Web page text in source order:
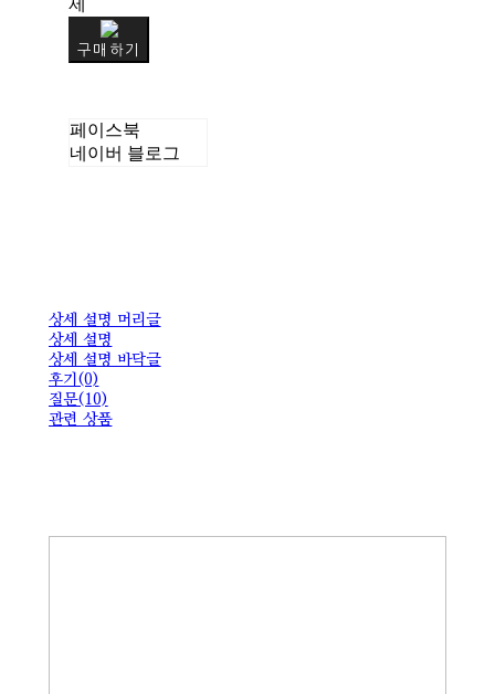
제
구매하기
페이스북
네이버 블로그
상세 설명 머리글
상세 설명
상세 설명 바닥글
후기(0)
질문(10)
관련 상품